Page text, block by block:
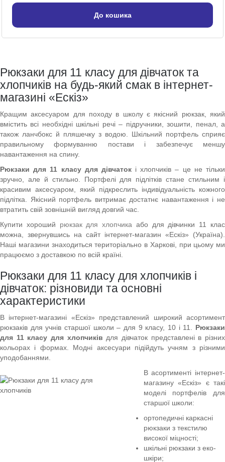
До кошика
Рюкзаки для 11 класу для дівчаток та
хлопчиків на будь-який смак в інтернет-
магазині «Ескіз»
Кращим аксесуаром для походу в школу є якісний рюкзак, який
вмістить всі необхідні шкільні речі – підручники, зошити, пенал, а
також ланчбокс й пляшечку з водою. Шкільний портфель сприяє
правильному формуванню постави і забезпечує меншу
навантаження на спину.
Рюкзаки для 11 класу для дівчатокі хлопчиків – це не тільки
зручно, але й стильно. Портфелі для підлітків стане стильним і
красивим аксесуаром, який підкреслить індивідуальність кожного
підлітка. Якісний портфель витримає достатнє навантаження і не
втратить свій зовнішній вигляд довгий час.
Купити хороший рюкзак для хлопчика або для дівчинки 11 клас
можна, звернувшись на сайт інтернет-магазин «Ескіз» (Україна).
Наші магазини знаходиться територіально в Харкові, при цьому ми
працюємо з доставкою по всій країні.
Рюкзаки для 11 класу для хлопчиків і
дівчаток: різновиди та основні
характеристики
В інтернет-магазині «Ескіз» представлений широкий асортимент
рюкзаків для учнів старшої школи – для 9 класу, 10 і 11. Рюкзаки
для 11 класу для хлопчиків для дівчаток представлені в різних
кольорах і формах. Модні аксесуари підійдуть учням з різними
уподобаннями.
В асортименті інтернет-
магазину «Ескіз» є такі
моделі портфелів для
старшої школи:
ортопедичні каркасні
рюкзаки з текстилю
високої міцності;
шкільні рюкзаки з еко-
шкіри;